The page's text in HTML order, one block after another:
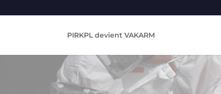
PIRKPL devient VAKARM